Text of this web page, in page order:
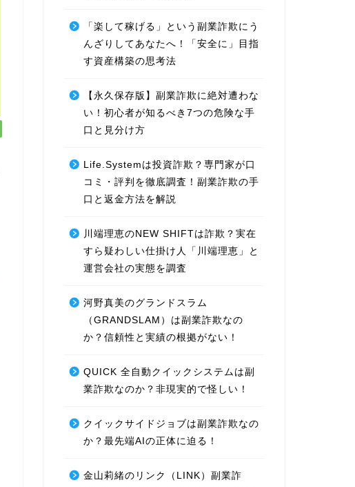
「楽して稼げる」という副業詐欺にう
んざりしてあなたへ！「安全に」目指
す資産構築の思考法
【永久保存版】副業詐欺に絶対遭わな
い！初心者が知るべき7つの危険な手
口と見分け方
Life.Systemは投資詐欺？専門家が口
コミ・評判を徹底調査！副業詐欺の手
口と返金方法を解説
川端理恵のNEW SHIFTは詐欺？実在
すら疑わしい仕掛け人「川端理恵」と
運営会社の実態を調査
河野真美のグランドスラム
（GRANDSLAM）は副業詐欺なの
か？信頼性と実績の根拠がない！
QUICK 全自動クイックシステムは副
業詐欺なのか？非現実的で怪しい！
クイックサイドジョブは副業詐欺なの
か？最先端AIの正体に迫る！
金山莉緒のリンク（LINK）副業詐